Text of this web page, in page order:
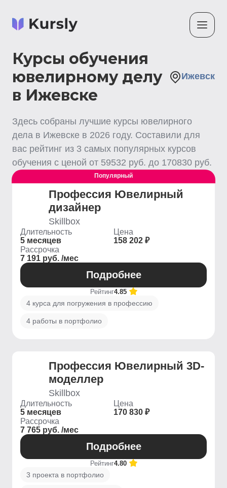
Курсы обучения
ювелирному делу
в Ижевске
Ижевск
Здесь собраны лучшие курсы ювелирного
дела в Ижевске в 2026 году. Составили для
вас рейтинг из 3 самых популярных курсов
обучения с ценой от 59532 руб. до 170830 руб.
Популярный
Профессия Ювелирный
дизайнер
Skillbox
Длительность
5 месяцев
Цена
158 202 ₽
Рассрочка
7 191 руб. /мес
Подробнее
Рейтинг4.85
4 курса для погружения в профессию
4 работы в портфолио
Профессия Ювелирный 3D-
моделлер
Skillbox
Длительность
5 месяцев
Цена
170 830 ₽
Рассрочка
7 765 руб. /мес
Подробнее
Рейтинг4.80
3 проекта в портфолио